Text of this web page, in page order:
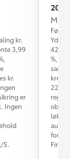
kr.
3,99
kr.
er
Ingen
%,
for